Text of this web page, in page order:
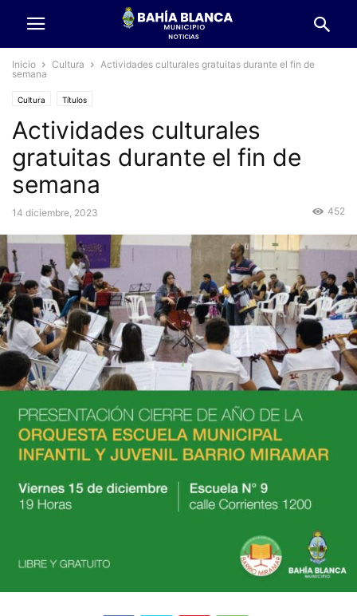
Inicio Cultura
Actividades culturales gratuitas durante el fin de
semana
Cultura Títulos
Actividades culturales
gratuitas durante el fin de
semana
14 diciembre, 2023 452